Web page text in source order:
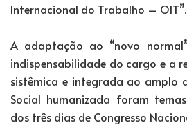
Internacional do Trabalho – OIT”.
A adaptação ao “novo
indispensabilidade do cargo e a
sistêmica e integrada ao amplo
Social humanizada foram
dos três dias de Congresso